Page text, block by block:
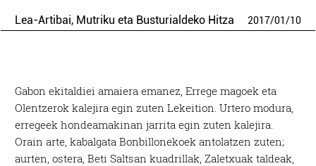
Lea-Artibai, Mutriku eta Busturialdeko Hitza 2017/01/10
Gabon ekitaldiei amaiera emanez, Errege magoek eta
Olentzerok kalejira egin zuten Lekeition. Urtero modura,
erregeek hondeamakinan jarrita egin zuten kalejira.
Orain arte, kabalgata Bonbillonekoek antolatzen zuten;
aurten, ostera, Beti Saltsan kuadrillak, Zaletxuak taldeak,